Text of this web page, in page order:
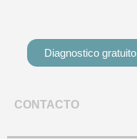
Diagnostico gratuito
CONTACTO